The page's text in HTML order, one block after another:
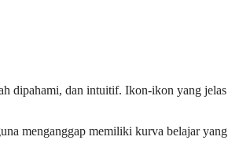
dipahami, dan intuitif. Ikon-ikon yang jelas
menganggap memiliki kurva belajar yang